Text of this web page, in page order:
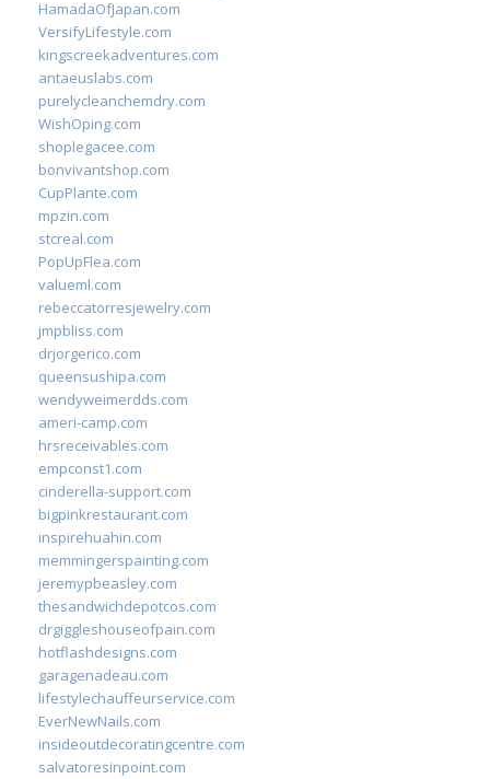
HamadaOfJapan.com
VersifyLifestyle.com
kingscreekadventures.com
antaeuslabs.com
purelycleanchemdry.com
WishOping.com
shoplegacee.com
bonvivantshop.com
CupPlante.com
mpzin.com
stcreal.com
PopUpFlea.com
valueml.com
rebeccatorresjewelry.com
jmpbliss.com
drjorgerico.com
queensushipa.com
wendyweimerdds.com
ameri-camp.com
hrsreceivables.com
empconst1.com
cinderella-support.com
bigpinkrestaurant.com
inspirehuahin.com
memmingerspainting.com
jeremypbeasley.com
thesandwichdepotcos.com
drgiggleshouseofpain.com
hotflashdesigns.com
garagenadeau.com
lifestylechauffeurservice.com
EverNewNails.com
insideoutdecoratingcentre.com
salvatoresinpoint.com